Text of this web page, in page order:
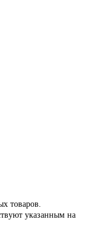
товаров.
указанным на